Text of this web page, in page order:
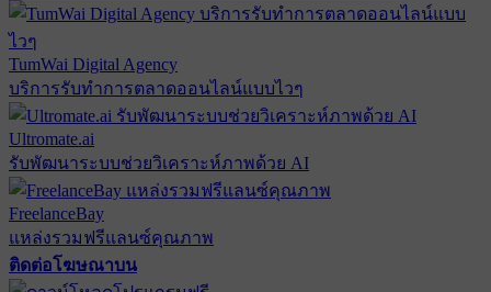
TumWai Digital Agency
บริการรับทำการตลาดออนไลน์แบบไวๆ
Ultromate.ai
รับพัฒนาระบบช่วยวิเคราะห์ภาพด้วย AI
FreelanceBay
แหล่งรวมฟรีแลนซ์คุณภาพ
ติดต่อโฆษณาบน